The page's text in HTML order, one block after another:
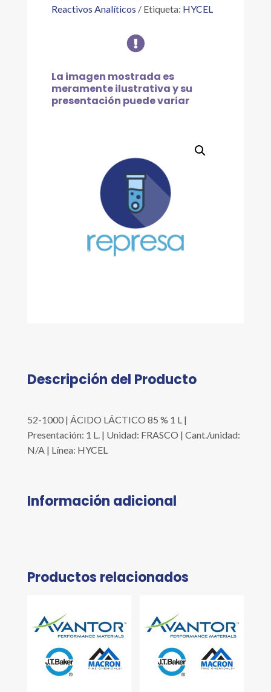
L
Reactivos Analíticos
Etiqueta: HYCEL

La imagen mostrada es
meramente ilustrativa y su
presentación puede variar
Descripción del Producto
52-1000 | ÁCIDO LÁCTICO 85 % 1 L |
Presentación: 1 L. | Unidad: FRASCO | Cant./unidad:
N/A | Línea: HYCEL
Información adicional
Productos relacionados